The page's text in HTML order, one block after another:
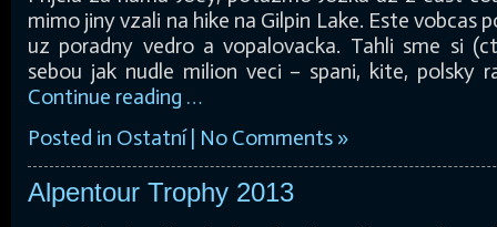
mimo jiny vzali na hike na Gilpin Lake. Este vobcas
uz poradny vedro a vopalovacka. Tahli sme si
sebou jak nudle milion veci – spani, kite, polsky
Continue reading …
Posted in Ostatní| No Comments »
Alpentour Trophy 2013